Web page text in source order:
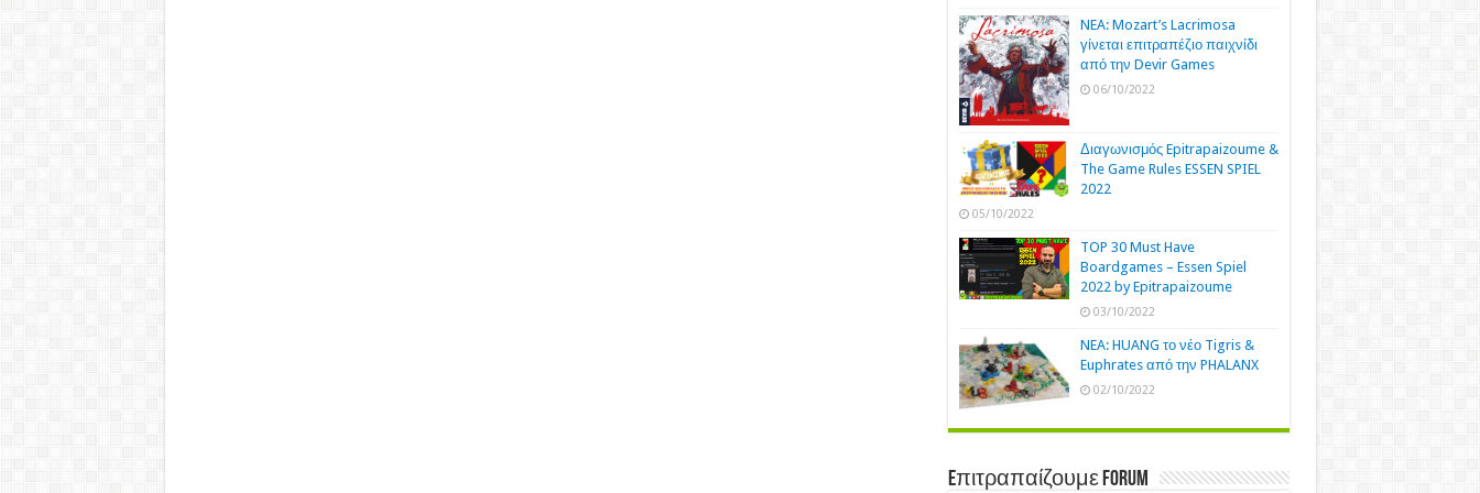
NEA: Mozart’s Lacrimosa
γίνεται επιτραπέζιο παιχνίδι
από την Devir Games
06/10/2022
Διαγωνισμός Epitrapaizoume &
The Game Rules ESSEN SPIEL
2022
05/10/2022
TOP 30 Must Have
Boardgames – Essen Spiel
2022 by Epitrapaizoume
03/10/2022
NEA: HUANG το νέο Tigris &
Euphrates από την PHALANX
02/10/2022
Eπιτραπαίζουμε Forum